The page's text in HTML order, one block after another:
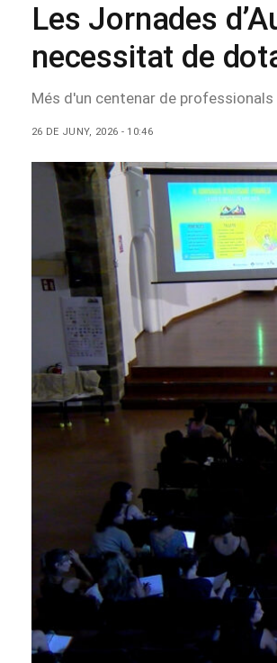
Les Jornades
necessitat de
Més d'un centenar de
26 DE JUNY, 2026 - 10:46